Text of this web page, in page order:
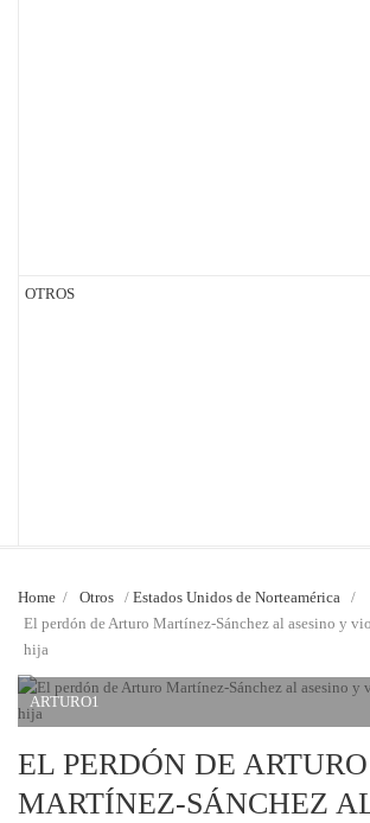
OTROS
Home / Otros / Estados Unidos de Norteamérica /
El perdón de Arturo Martínez-Sánchez al asesino y
hija
ARTURO1
EL PERDÓN DE ARTURO
MARTÍNEZ-SÁNCHEZ